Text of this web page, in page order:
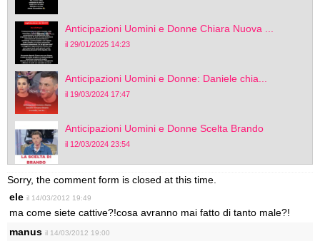
Anticipazioni Uomini e Donne Chiara Nuova ...
il 29/01/2025 14:23
Anticipazioni Uomini e Donne: Daniele chia...
il 19/03/2024 17:47
Anticipazioni Uomini e Donne Scelta Brando
il 12/03/2024 23:54
Sorry, the comment form is closed at this time.
ele il 14/03/2012 19:49
ma come siete cattive?!cosa avranno mai fatto di tanto male?!
manus il 14/03/2012 19:00